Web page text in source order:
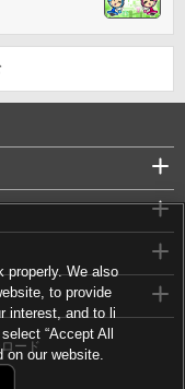
ード
properly. We also
to provide
interest, and to li
“Accept All
on our website.